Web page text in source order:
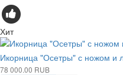
Хит
Икорница "Осетры" с ножом и
78 000.00 RUB